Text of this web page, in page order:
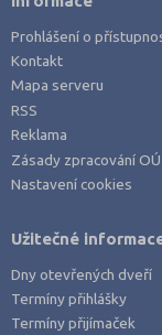
Litoměřice (2)
Mělník (1)
Most (1)
Nový Jičín (1)
Olomouc (2)
Pardubice (1)
Písek (1)
Prohlášení o
Kontakt
Mapa serveru
RSS
Reklama
Zásady zpracování OÚ
Nastavení cookies
Užitečné
Dny otevřených dveří
Termíny přihlášky
Termíny přijímaček